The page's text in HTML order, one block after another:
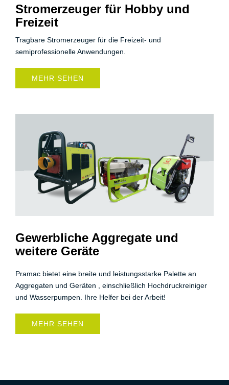
Stromerzeuger für Hobby und
Freizeit
Tragbare Stromerzeuger für die Freizeit- und
semiprofessionelle Anwendungen.
MEHR SEHEN
Gewerbliche Aggregate und
weitere Geräte
Pramac bietet eine breite und leistungsstarke Palette an
Aggregaten und Geräten , einschließlich Hochdruckreiniger
und Wasserpumpen. Ihre Helfer bei der Arbeit!
MEHR SEHEN